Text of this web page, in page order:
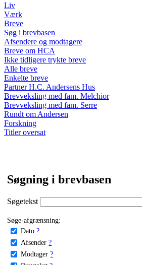
Liv
Værk
Breve
Søg i brevbasen
Afsendere og modtagere
Breve om HCA
Ikke tidligere trykte breve
Alle breve
Enkelte breve
Partner H.C. Andersens Hus
Brevveksling med fam. Melchior
Brevveksling med fam. Serre
Rundt om Andersen
Forskning
Titler oversat
Søgning i brevbasen
Søgetekst
Søge-afgrænsning:
Dato ?
Afsender ?
Modtager ?